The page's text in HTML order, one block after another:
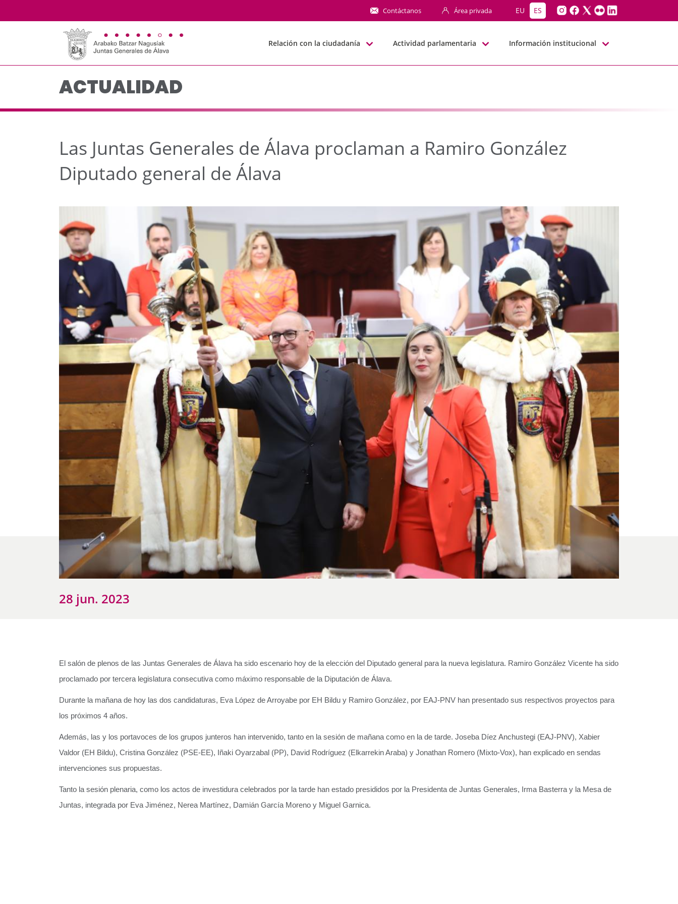
Las Juntas Generales de Álava proclaman a Ramiro González
Contáctanos Área privada EU ES
Relación con la ciudadanía Actividad parlamentaria Información institucional
ACTUALIDAD
Las Juntas Generales de Álava proclaman a Ramiro González
Diputado general de Álava
28 jun. 2023
El salón de plenos de las Juntas Generales de Álava ha sido escenario hoy de la elección del Diputado general para la nueva legislatura. Ramiro González Vicente ha sido
proclamado por tercera legislatura consecutiva como máximo responsable de la Diputación de Álava.
Durante la mañana de hoy las dos candidaturas, Eva López de Arroyabe por EH Bildu y Ramiro González, por EAJ-PNV han presentado sus respectivos proyectos para
los próximos 4 años.
Además, las y los portavoces de los grupos junteros han intervenido, tanto en la sesión de mañana como en la de tarde. Joseba Díez Anchustegi (EAJ-PNV), Xabier
Valdor (EH Bildu), Cristina González (PSE-EE), Iñaki Oyarzabal (PP), David Rodríguez (Elkarrekin Araba) y Jonathan Romero (Mixto-Vox), han explicado en sendas
intervenciones sus propuestas.
Tanto la sesión plenaria, como los actos de investidura celebrados por la tarde han estado presididos por la Presidenta de Juntas Generales, Irma Basterra y la Mesa de
Juntas, integrada por Eva Jiménez, Nerea Martínez, Damián García Moreno y Miguel Garnica.